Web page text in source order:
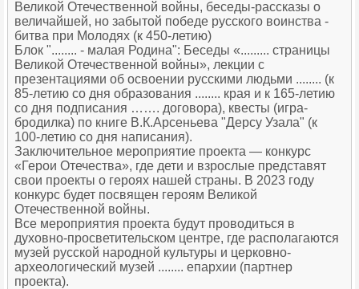
Великой Отечественной войны, беседы-рассказы о
величайшей, но забытой победе русского воинства -
битва при Молодях (к 450-летию)
Блок "........ - малая Родина": Беседы «......... страницы
Великой Отечественной войны», лекции с
презентациями об освоении русскими людьми ........ (к
85-летию со дня образования ........ края и к 165-летию
со дня подписания ……. договора), квесты (игра-
бродилка) по книге В.К.Арсеньева "Дерсу Узала" (к
100-летию со дня написания).
Заключительное мероприятие проекта — конкурс
«Герои Отечества», где дети и взрослые представят
свои проекты о героях нашей страны. В 2023 году
конкурс будет посвящен героям Великой
Отечественной войны.
Все мероприятия проекта будут проводиться в
духовно-просветительском центре, где располагаются
музей русской народной культуры и церковно-
археологический музей ........ епархии (партнер
проекта).